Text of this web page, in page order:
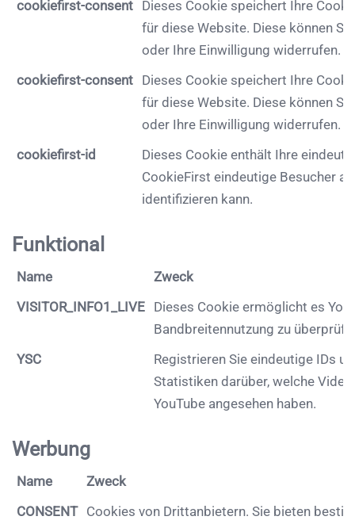
cookiefirst-consent
Dieses Cookie speichert Ihre
für diese Website. Diese können
oder Ihre Einwilligung widerrufen.
cookiefirst-consent
Dieses Cookie speichert Ihre
für diese Website. Diese können
oder Ihre Einwilligung widerrufen.
cookiefirst-id
Dieses Cookie enthält Ihre
CookieFirst eindeutige Besucher
identifizieren kann.
Funktional
Name
Zweck
VISITOR_INFO1_LIVE
Dieses Cookie ermöglicht es
Bandbreitennutzung zu
YSC
Registrieren Sie eindeutige IDs
Statistiken darüber, welche
YouTube angesehen haben.
Werbung
Name
Zweck
CONSENT
Cookies von Drittanbietern. Sie bieten